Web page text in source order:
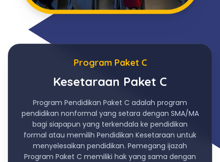
Program Paket C
Kesetaraan Paket C
Program Pendidikan Paket C adalah program
pendidikan nonformal yang setara dengan SMA/MA
bagi siapapun yang terkendala ke pendidikan
formal atau memilih Pendidikan Kesetaraan untuk
menyelesaikan pendidikan. Pemegang ijazah
Program Paket C memiliki hak yang sama dengan